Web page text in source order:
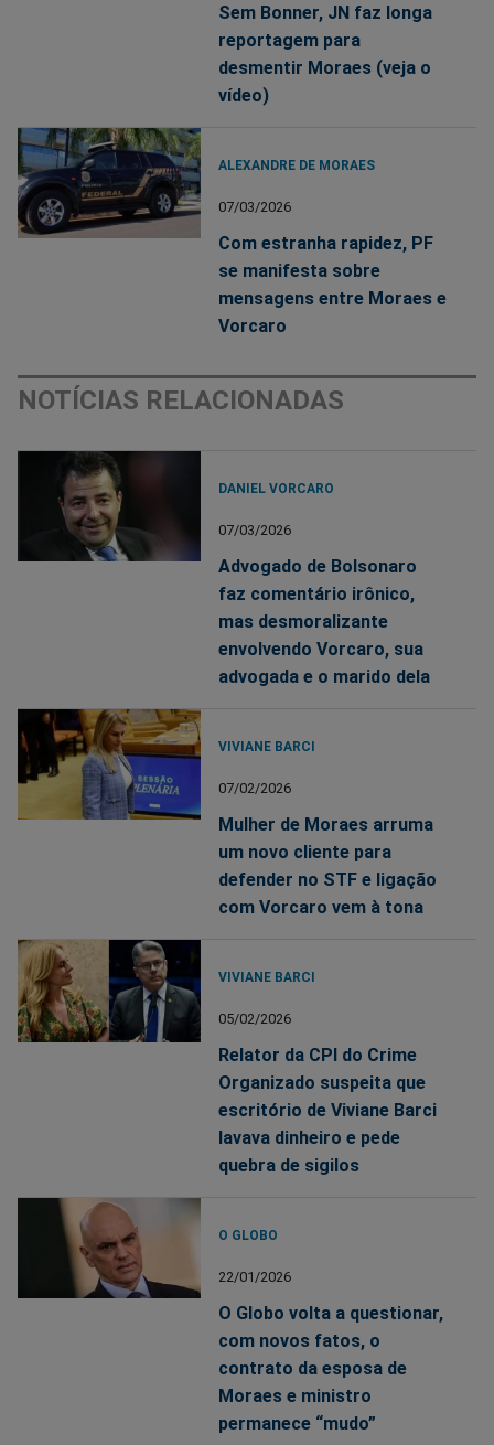
Sem Bonner, JN faz longa
reportagem para
desmentir Moraes (veja o
vídeo)
ALEXANDRE DE MORAES
07/03/2026
Com estranha rapidez, PF
se manifesta sobre
mensagens entre Moraes e
Vorcaro
NOTÍCIAS RELACIONADAS
DANIEL VORCARO
07/03/2026
Advogado de Bolsonaro
faz comentário irônico,
mas desmoralizante
envolvendo Vorcaro, sua
advogada e o marido dela
VIVIANE BARCI
07/02/2026
Mulher de Moraes arruma
um novo cliente para
defender no STF e ligação
com Vorcaro vem à tona
VIVIANE BARCI
05/02/2026
Relator da CPI do Crime
Organizado suspeita que
escritório de Viviane Barci
lavava dinheiro e pede
quebra de sigilos
O GLOBO
22/01/2026
O Globo volta a questionar,
com novos fatos, o
contrato da esposa de
Moraes e ministro
permanece “mudo”